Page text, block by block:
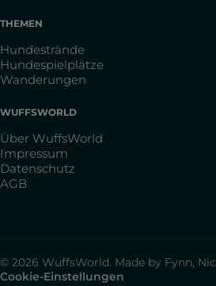
THEMEN
Hundestrände
Hundespielplätze
Wanderungen
WUFFSWORLD
Über WuffsWorld
Impressum
Datenschutz
AGB
© 2026 WuffsWorld. Made by Fynn,
Cookie-Einstellungen